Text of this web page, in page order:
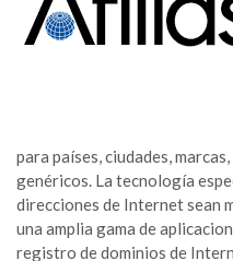
para países, ciudades,
genéricos. La tecnología
direcciones de Internet sean
una amplia gama de
registro de dominios de